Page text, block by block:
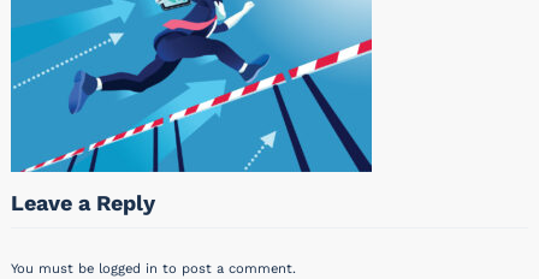
Leave a Reply
You must be logged in to post a comment.